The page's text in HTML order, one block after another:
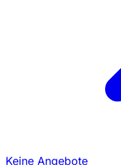
Keine Angebote